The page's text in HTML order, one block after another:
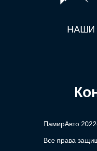
НАШИ
ПамирАвто
Все права